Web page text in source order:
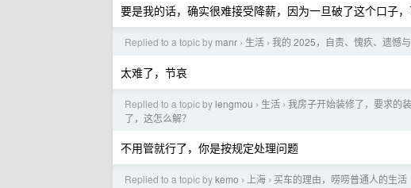
要是我的话，确实很难接受降薪，因为一旦破了这个口子，
Replied to a topic by manr › 生活 › 我的 2025，自责、愧疚、遗憾
太难了，节哀
Replied to a topic by lengmou › 生活 › 我房子开始装修了，要求的
了，这怎么解？
不用管就行了，你是按规定处理问题
Replied to a topic bykemo › 上海 › 买车的理由，唠唠普通人的生活